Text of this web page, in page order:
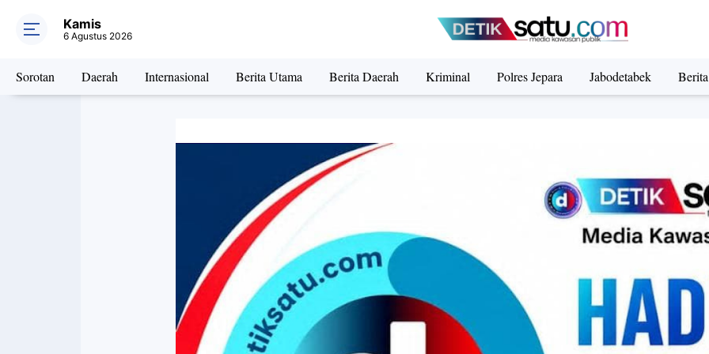
Kamis
6 Agustus 2026
Sorotan Daerah Internasional Berita Utama Berita Daerah Kriminal Polres Jepara Jabodetabek